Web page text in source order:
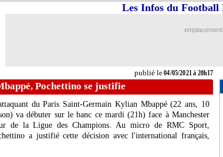
publié le04/05/2021 à 20h17
Les Infos du Football
Pochettino se justifie
du Paris Saint-Germain Kylian Mbappé (22 ans, 10
va débuter sur le banc ce mardi (21h) face à Manchester
de la Ligue des Champions. Au micro de RMC Sport,
a justifié cette décision avec l'international français,